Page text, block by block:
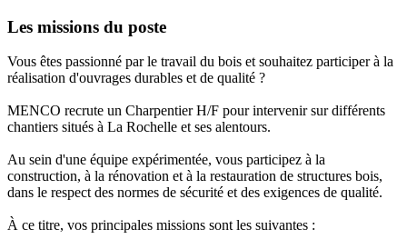
Les missions du poste
Vous êtes passionné par le travail du bois et souhaitez participer à la
réalisation d'ouvrages durables et de qualité ?
MENCO recrute un Charpentier H/F pour intervenir sur différents
chantiers situés à La Rochelle et ses alentours.
Au sein d'une équipe expérimentée, vous participez à la
construction, à la rénovation et à la restauration de structures bois,
dans le respect des normes de sécurité et des exigences de qualité.
À ce titre, vos principales missions sont les suivantes :